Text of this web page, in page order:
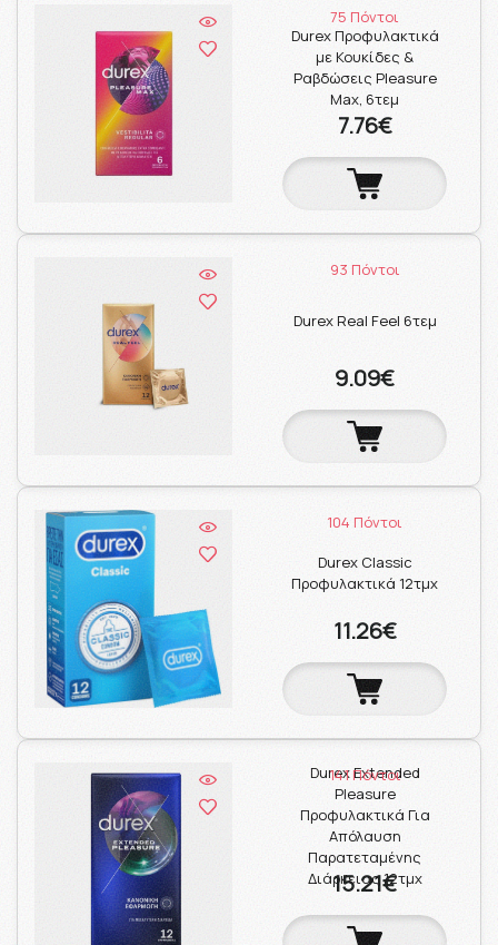
75 Πόντοι
Durex Προφυλακτικά
με Κουκίδες &
Ραβδώσεις Pleasure
Μax, 6τεμ
7.76€
93 Πόντοι
Durex Real Feel 6τεμ
9.09€
104 Πόντοι
Durex Classic
Προφυλακτικά 12τμχ
11.26€
141 Πόντοι
Durex Extended
Pleasure
Προφυλακτικά Για
Απόλαυση
Παρατεταμένης
Διάρκειας 12τμχ
15.21€